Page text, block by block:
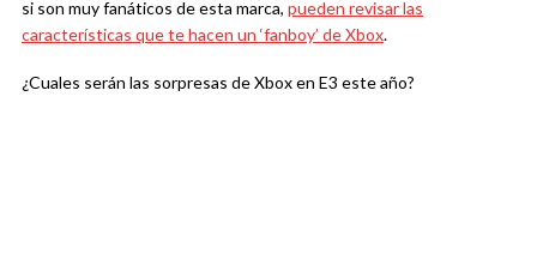
si son muy fanáticos de esta marca, pueden revisar las
características que te hacen un ‘fanboy’ de Xbox.
¿Cuales serán las sorpresas de Xbox en E3 este año?